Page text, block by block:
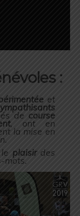
:
et
de course
, ont en
la mise en
plaisirdes
mots.